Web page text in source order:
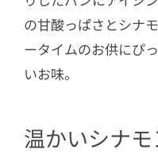
の甘酸っぱさとシナ
ータイムのお供にぴ
いお味。
温かいシナ